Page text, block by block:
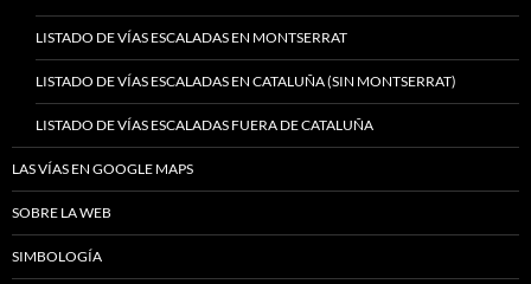
LISTADO DE VÍAS ESCALADAS EN MONTSERRAT
LISTADO DE VÍAS ESCALADAS EN CATALUÑA (SIN MONTSERRAT)
LISTADO DE VÍAS ESCALADAS FUERA DE CATALUÑA
LAS VÍAS EN GOOGLE MAPS
SOBRE LA WEB
SIMBOLOGÍA